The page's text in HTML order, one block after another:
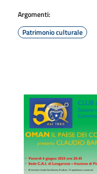
Argomenti:
Patrimonio culturale